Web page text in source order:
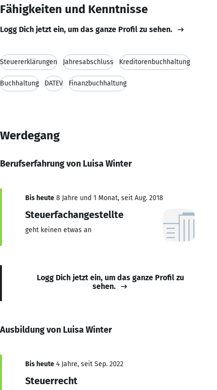
Fähigkeiten und Kenntnisse
Logg Dich jetzt ein, um das ganze Profil zu sehen.
Steuererklärungen Jahresabschluss Kreditorenbuchhaltung
Buchhaltung DATEV Finanzbuchhaltung
Werdegang
Berufserfahrung von Luisa Winter
Bis heute 8 Jahre und 1 Monat, seit Aug. 2018
Steuerfachangestellte
geht keinen etwas an
Logg Dich jetzt ein, um das ganze Profil zu
sehen.
Ausbildung von Luisa Winter
Bis heute 4 Jahre, seit Sep. 2022
Steuerrecht